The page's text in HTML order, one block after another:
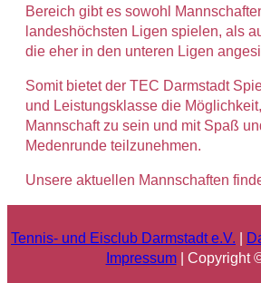
Bereich gibt es sowohl
landeshöchsten Ligen spielen, als
die eher in den unteren Ligen
Somit bietet der TEC Darmstadt
und Leistungsklasse die
Mannschaft zu sein und mit Spaß
Medenrunde teilzunehmen.
Unsere aktuellen Mannschaften
Tennis- und Eisclub Darmstadt e.V.
Impressum| Copyright